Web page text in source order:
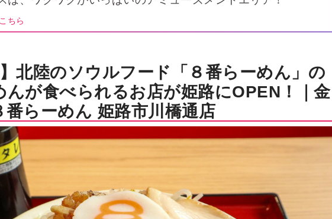
ちら
北陸のソウルフード「８番らーめん」の
んが食べられるお店が姫路にOPEN！｜金
番らーめん 姫路市川橋通店